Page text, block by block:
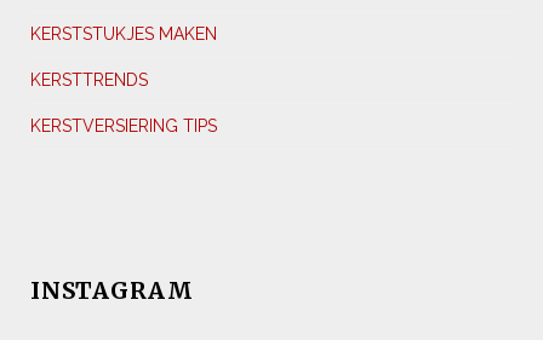
KERSTSTUKJES MAKEN
KERSTTRENDS
KERSTVERSIERING TIPS
INSTAGRAM